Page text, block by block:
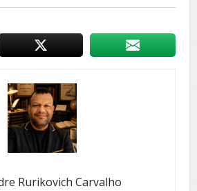
Rurikovich Carvalho